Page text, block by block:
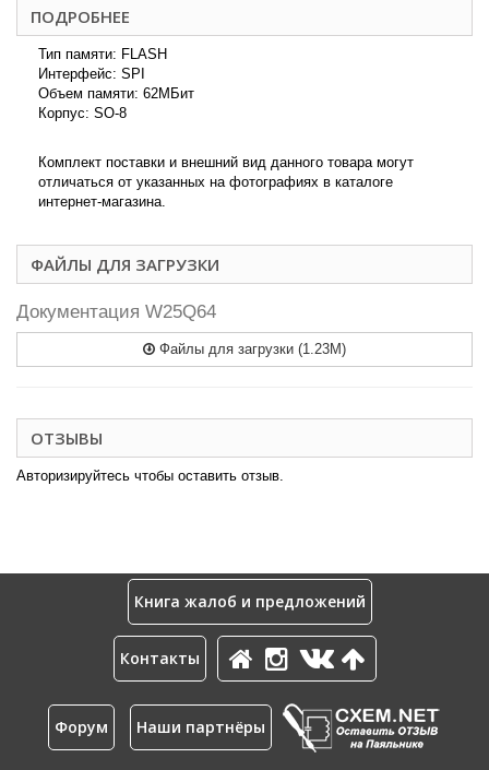
ПОДРОБНЕЕ
Тип памяти: FLASH
Интерфейс: SPI
Объем памяти: 62МБит
Корпус: SO-8
Комплект поставки и внешний вид данного товара могут
отличаться от указанных на фотографиях в каталоге
интернет-магазина.
ФАЙЛЫ ДЛЯ ЗАГРУЗКИ
Документация W25Q64
Файлы для загрузки (1.23M)
ОТЗЫВЫ
Авторизируйтесь чтобы оставить отзыв.
Книга жалоб и предложений
Контакты
Форум Наши партнёры